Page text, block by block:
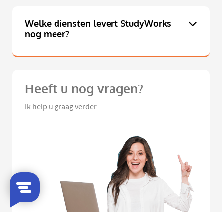
Welke diensten levert StudyWorks
nog meer?
Heeft u nog vragen?
Ik help u graag verder